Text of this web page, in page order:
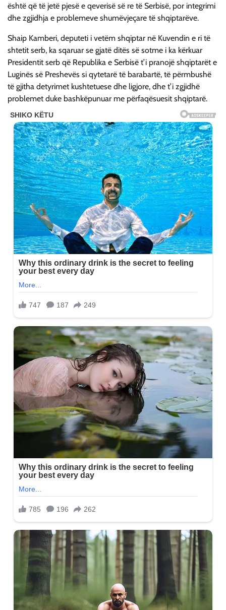
është që të jetë pjesë e qeverisë së re të Serbisë, por integrimi
dhe zgjidhja e problemeve shumëvjeçare të shqiptarëve.
Shaip Kamberi, deputeti i vetëm shqiptar në Kuvendin e ri të
shtetit serb, ka sqaruar se gjatë ditës së sotme i ka kërkuar
Presidentit serb që Republika e Serbisë t’i pranojë shqiptarët e
Luginës së Preshevës si qytetarë të barabartë, të përmbushë
të gjitha detyrimet kushtetuese dhe ligjore, dhe t’i zgjidhë
problemet duke bashkëpunuar me përfaqësuesit shqiptarë.